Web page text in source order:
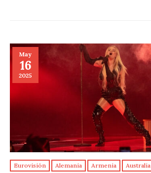
May
16
2025
Eurovisión Alemania Armenia Australia